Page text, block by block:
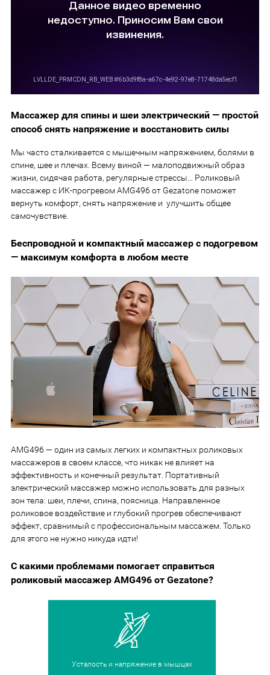
Массажер для спины и шеи электрический — простой
способ снять напряжение и восстановить силы
Мы часто сталкивается с мышечным напряжением, болями в
спине, шее и плечах. Всему виной — малоподвижный образ
жизни, сидячая работа, регулярные стрессы… Роликовый
массажер с ИК-прогревом AMG496 от Gezatone поможет
вернуть комфорт, снять напряжение и улучшить общее
самочувствие.
Беспроводной и компактный массажер с подогревом
— максимум комфорта в любом месте
AMG496 — один из самых легких и компактных роликовых
массажеров в своем классе, что никак не влияет на
эффективность и конечный результат. Портативный
электрический массажер можно использовать для разных
зон тела: шеи, плечи, спина, поясница. Направленное
роликовое воздействие и глубокий прогрев обеспечивают
эффект, сравнимый с профессиональным массажем. Только
для этого не нужно никуда идти!
С какими проблемами помогает справиться
роликовый массажер AMG496 от Gezatone?
Усталость и напряжение в мышцах